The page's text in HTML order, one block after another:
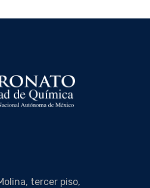
tercer piso,